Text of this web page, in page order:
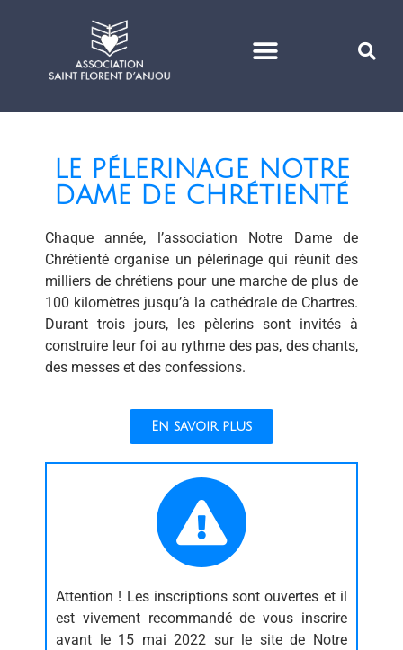
LE PÉLERINAGE NOTRE
DAME DE CHRÉTIENTÉ
Chaque année, l’association Notre Dame de
Chrétienté organise un pèlerinage qui réunit des
milliers de chrétiens pour une marche de plus de
100 kilomètres jusqu’à la cathédrale de Chartres.
Durant trois jours, les pèlerins sont invités à
construire leur foi au rythme des pas, des chants,
des messes et des confessions.
En savoir plus
Attention ! Les inscriptions sont ouvertes et il
est vivement recommandé de vous inscrire
avant le 15 mai 2022 sur le site de Notre